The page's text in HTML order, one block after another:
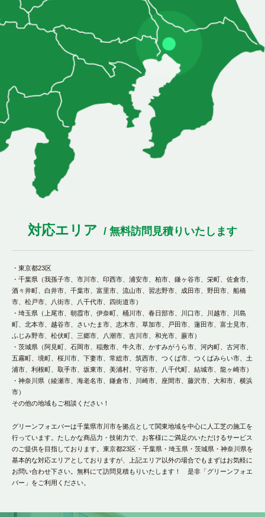
対応エリア / 無料訪問見積りいたします
・東京都23区
・千葉県（我孫子市、市川市、印西市、浦安市、柏市、鎌ヶ谷市、栄町、佐倉市、
酒々井町、白井市、千葉市、富里市、流山市、習志野市、成田市、野田市、船橋
市、松戸市、八街市、八千代市、四街道市）
・埼玉県（上尾市、朝霞市、伊奈町、桶川市、春日部市、川口市、川越市、川島
町、北本市、越谷市、さいたま市、志木市、草加市、戸田市、蓮田市、富士見市、
ふじみ野市、松伏町、三郷市、八潮市、吉川市、和光市、蕨市）
・茨城県（阿見町、石岡市、稲敷市、牛久市、かすみがうら市、河内町、古河市、
五霧町、境町、桜川市、下妻市、常総市、筑西市、つくば市、つくばみらい市、土
浦市、利根町、取手市、坂東市、美浦村、守谷市、八千代町、結城市、龍ヶ崎市）
・神奈川県（綾瀬市、海老名市、鎌倉市、川崎市、座間市、藤沢市、大和市、横浜
市）
その他の地域もご相談ください！
グリーンフォエバーは千葉県市川市を拠点として関東地域を中心に人工芝の施工を
行っています。たしかな商品力・技術力で、お客様にご満足のいただけるサービス
のご提供を目指しております。東京都23区・千葉県・埼玉県・茨城県・神奈川県を
基本的な対応エリアとしておりますが、上記エリア以外の場合でもまずはお気軽に
お問い合わせ下さい。無料にて訪問見積もりいたします！ 是非「グリーンフォエ
バー」をご利用ください。